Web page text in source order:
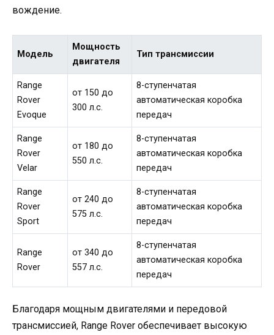
вождение.
Модель
Мощность
двигателя
Тип трансмиссии
Range
Rover
Evoque
от 150 до
300 л.с.
8-ступенчатая
автоматическая коробка
передач
Range
Rover
Velar
от 180 до
550 л.с.
8-ступенчатая
автоматическая коробка
передач
Range
Rover
Sport
от 240 до
575 л.с.
8-ступенчатая
автоматическая коробка
передач
Range
Rover
от 340 до
557 л.с.
8-ступенчатая
автоматическая коробка
передач
Благодаря мощным двигателями и передовой
трансмиссией, Range Rover обеспечивает высокую